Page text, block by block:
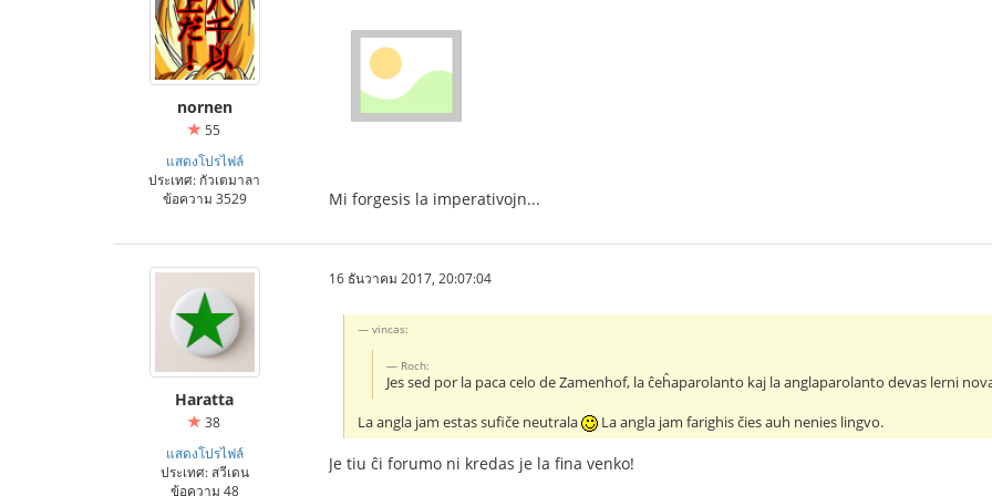
nornen
55
แสดงโปรไฟล์
ประเทศ: กัวเตมาลา
ข้อความ 3529
Mi forgesis la imperativojn...
Haratta
38
แสดงโปรไฟล์
ประเทศ: สวีเดน
ข้อความ 48
16 ธันวาคม 2017, 20:07:04
vincas:
Roch:
Jes sed por la paca celo de Zamenhof, la ĉeĥaparolanto kaj la anglaparolanto devas lerni
La angla jam estas sufiče neutrala La angla jam farighis čies auh nenies lingvo.
Je tiu ĉi forumo ni kredas je la fina venko!